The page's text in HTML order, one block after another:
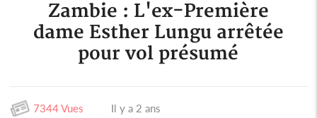
Zambie : L'ex-Première
dame Esther Lungu arrêtée
pour vol présumé
7344 Vues Il y a 2 ans